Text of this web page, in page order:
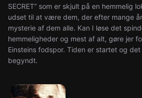
SECRET” som er skjult på en hemmelig
udset til at være dem, der efter mange
mysterie af dem alle. Kan I løse det
hemmeligheder og mest af alt, gøre jer
Einsteins fodspor. Tiden er startet og
begyndt.